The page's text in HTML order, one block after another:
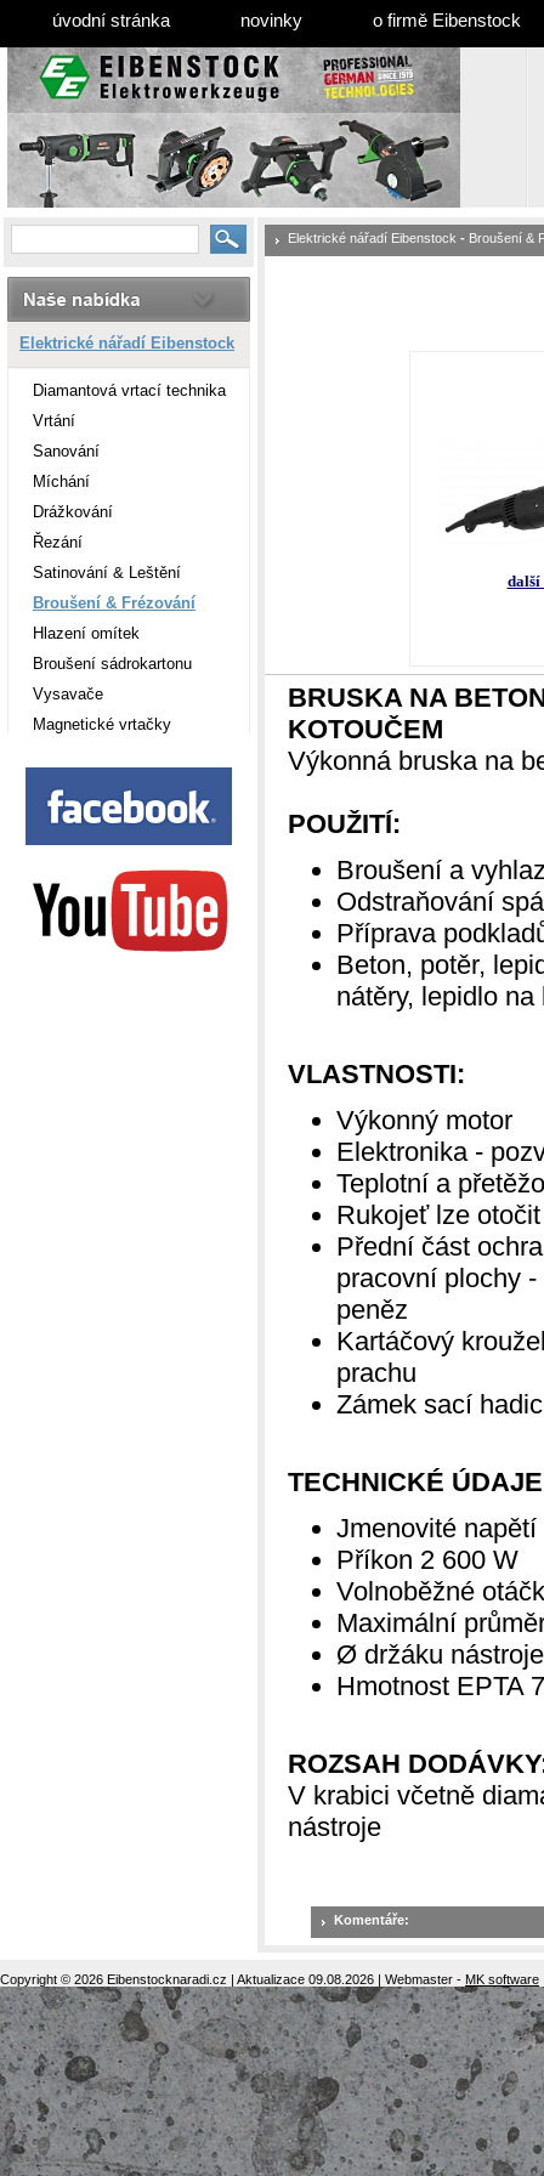
úvodní stránka novinky o firmě Eibenstock
Elektrické nářadí Eibenstock
Diamantová vrtací technika
Vrtání
Sanování
Míchání
Drážkování
Řezání
Satinování & Leštění
Broušení & Frézování
Hlazení omítek
Broušení sádrokartonu
Vysavače
Magnetické vrtačky
Elektrické nářadí Eibenstock - Broušení &
další
BRUSKA NA
KOTOUČEM
Výkonná bruska na
POUŽITÍ:
Broušení a
Odstraňování
Příprava
Beton, potěr,
nátěry, lepidlo na
VLASTNOSTI:
Výkonný motor
Elektronika -
Teplotní a
Rukojeť lze
Přední část
pracovní plochy
peněz
Kartáčový
prachu
Zámek sací
TECHNICKÉ
Jmenovité napětí
Příkon 2 600 W
Volnoběžné
Maximální
Ø držáku
Hmotnost EPTA
ROZSAH
V krabici včetně
nástroje
Komentáře:
Copyright © 2026 Eibenstocknaradi.cz | Aktualizace 09.08.2026 | Webmaster - MK software